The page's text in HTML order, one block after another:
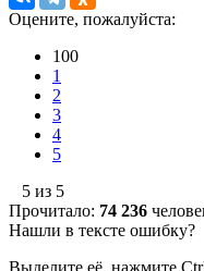
Оцените, пожалуйста:
100
1
2
3
4
5
5 из 5
Прочитало: 74 236
Нашли в тексте ошибку?